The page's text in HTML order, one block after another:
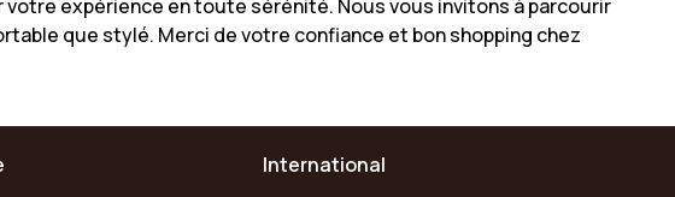
expérience en toute sérénité. Nous vous invitons à parcourir
que stylé. Merci de votre confiance et bon shopping chez
International